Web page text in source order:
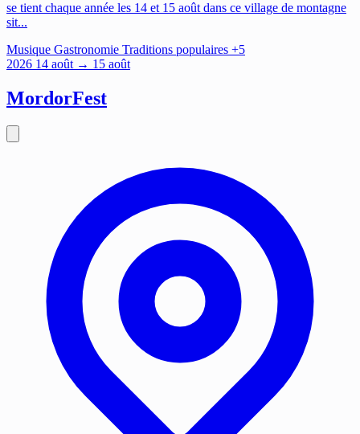
se tient chaque année les 14 et 15 août dans ce village de montagne
sit...
Musique Gastronomie Traditions populaires +5
2026 14 août → 15 août
MordorFest